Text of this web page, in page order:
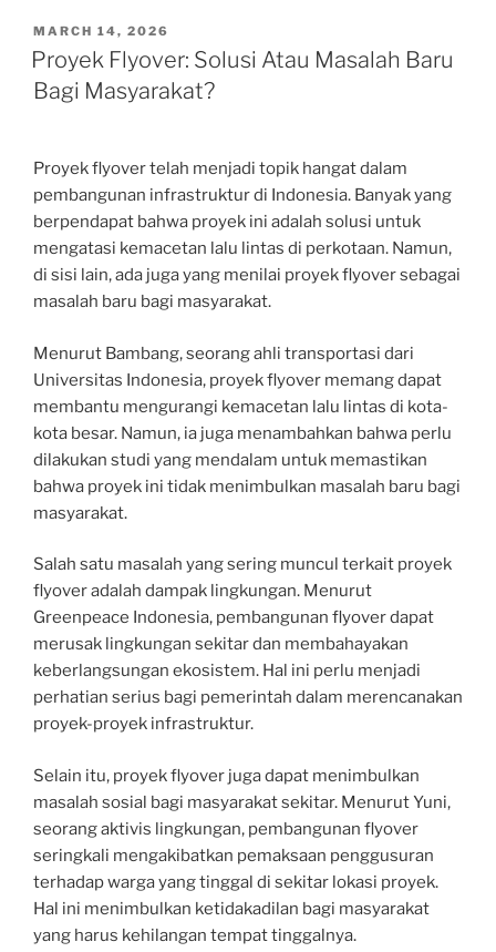
POSTED
ON
MARCH 14, 2026
Proyek Flyover: Solusi Atau Masalah Baru
Bagi Masyarakat?
Proyek flyover telah menjadi topik hangat dalam
pembangunan infrastruktur di Indonesia. Banyak yang
berpendapat bahwa proyek ini adalah solusi untuk
mengatasi kemacetan lalu lintas di perkotaan. Namun,
di sisi lain, ada juga yang menilai proyek flyover sebagai
masalah baru bagi masyarakat.
Menurut Bambang, seorang ahli transportasi dari
Universitas Indonesia, proyek flyover memang dapat
membantu mengurangi kemacetan lalu lintas di kota-
kota besar. Namun, ia juga menambahkan bahwa perlu
dilakukan studi yang mendalam untuk memastikan
bahwa proyek ini tidak menimbulkan masalah baru bagi
masyarakat.
Salah satu masalah yang sering muncul terkait proyek
flyover adalah dampak lingkungan. Menurut
Greenpeace Indonesia, pembangunan flyover dapat
merusak lingkungan sekitar dan membahayakan
keberlangsungan ekosistem. Hal ini perlu menjadi
perhatian serius bagi pemerintah dalam merencanakan
proyek-proyek infrastruktur.
Selain itu, proyek flyover juga dapat menimbulkan
masalah sosial bagi masyarakat sekitar. Menurut Yuni,
seorang aktivis lingkungan, pembangunan flyover
seringkali mengakibatkan pemaksaan penggusuran
terhadap warga yang tinggal di sekitar lokasi proyek.
Hal ini menimbulkan ketidakadilan bagi masyarakat
yang harus kehilangan tempat tinggalnya.